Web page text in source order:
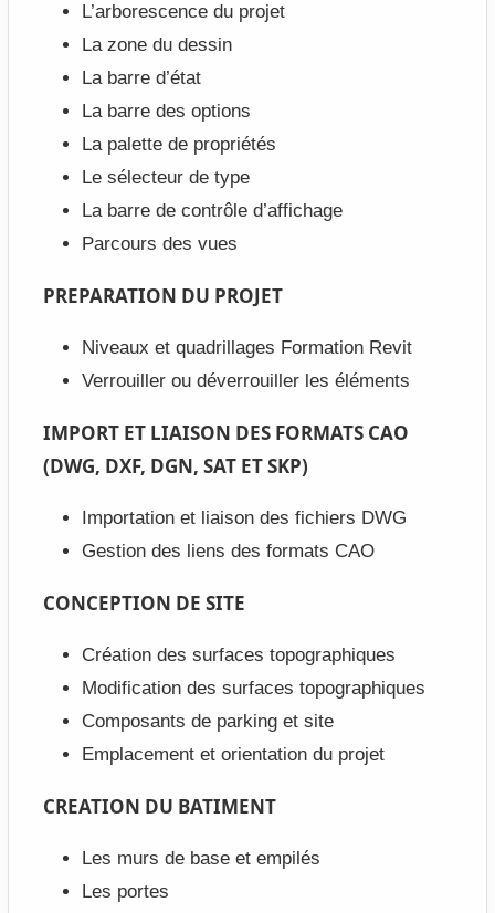
L’arborescence du projet
La zone du dessin
La barre d’état
La barre des options
La palette de propriétés
Le sélecteur de type
La barre de contrôle d’affichage
Parcours des vues
PREPARATION DU PROJET
Niveaux et quadrillages Formation Revit
Verrouiller ou déverrouiller les éléments
IMPORT ET LIAISON DES FORMATS CAO
(DWG, DXF, DGN, SAT ET SKP)
Importation et liaison des fichiers DWG
Gestion des liens des formats CAO
CONCEPTION DE SITE
Création des surfaces topographiques
Modification des surfaces topographiques
Composants de parking et site
Emplacement et orientation du projet
CREATION DU BATIMENT
Les murs de base et empilés
Les portes